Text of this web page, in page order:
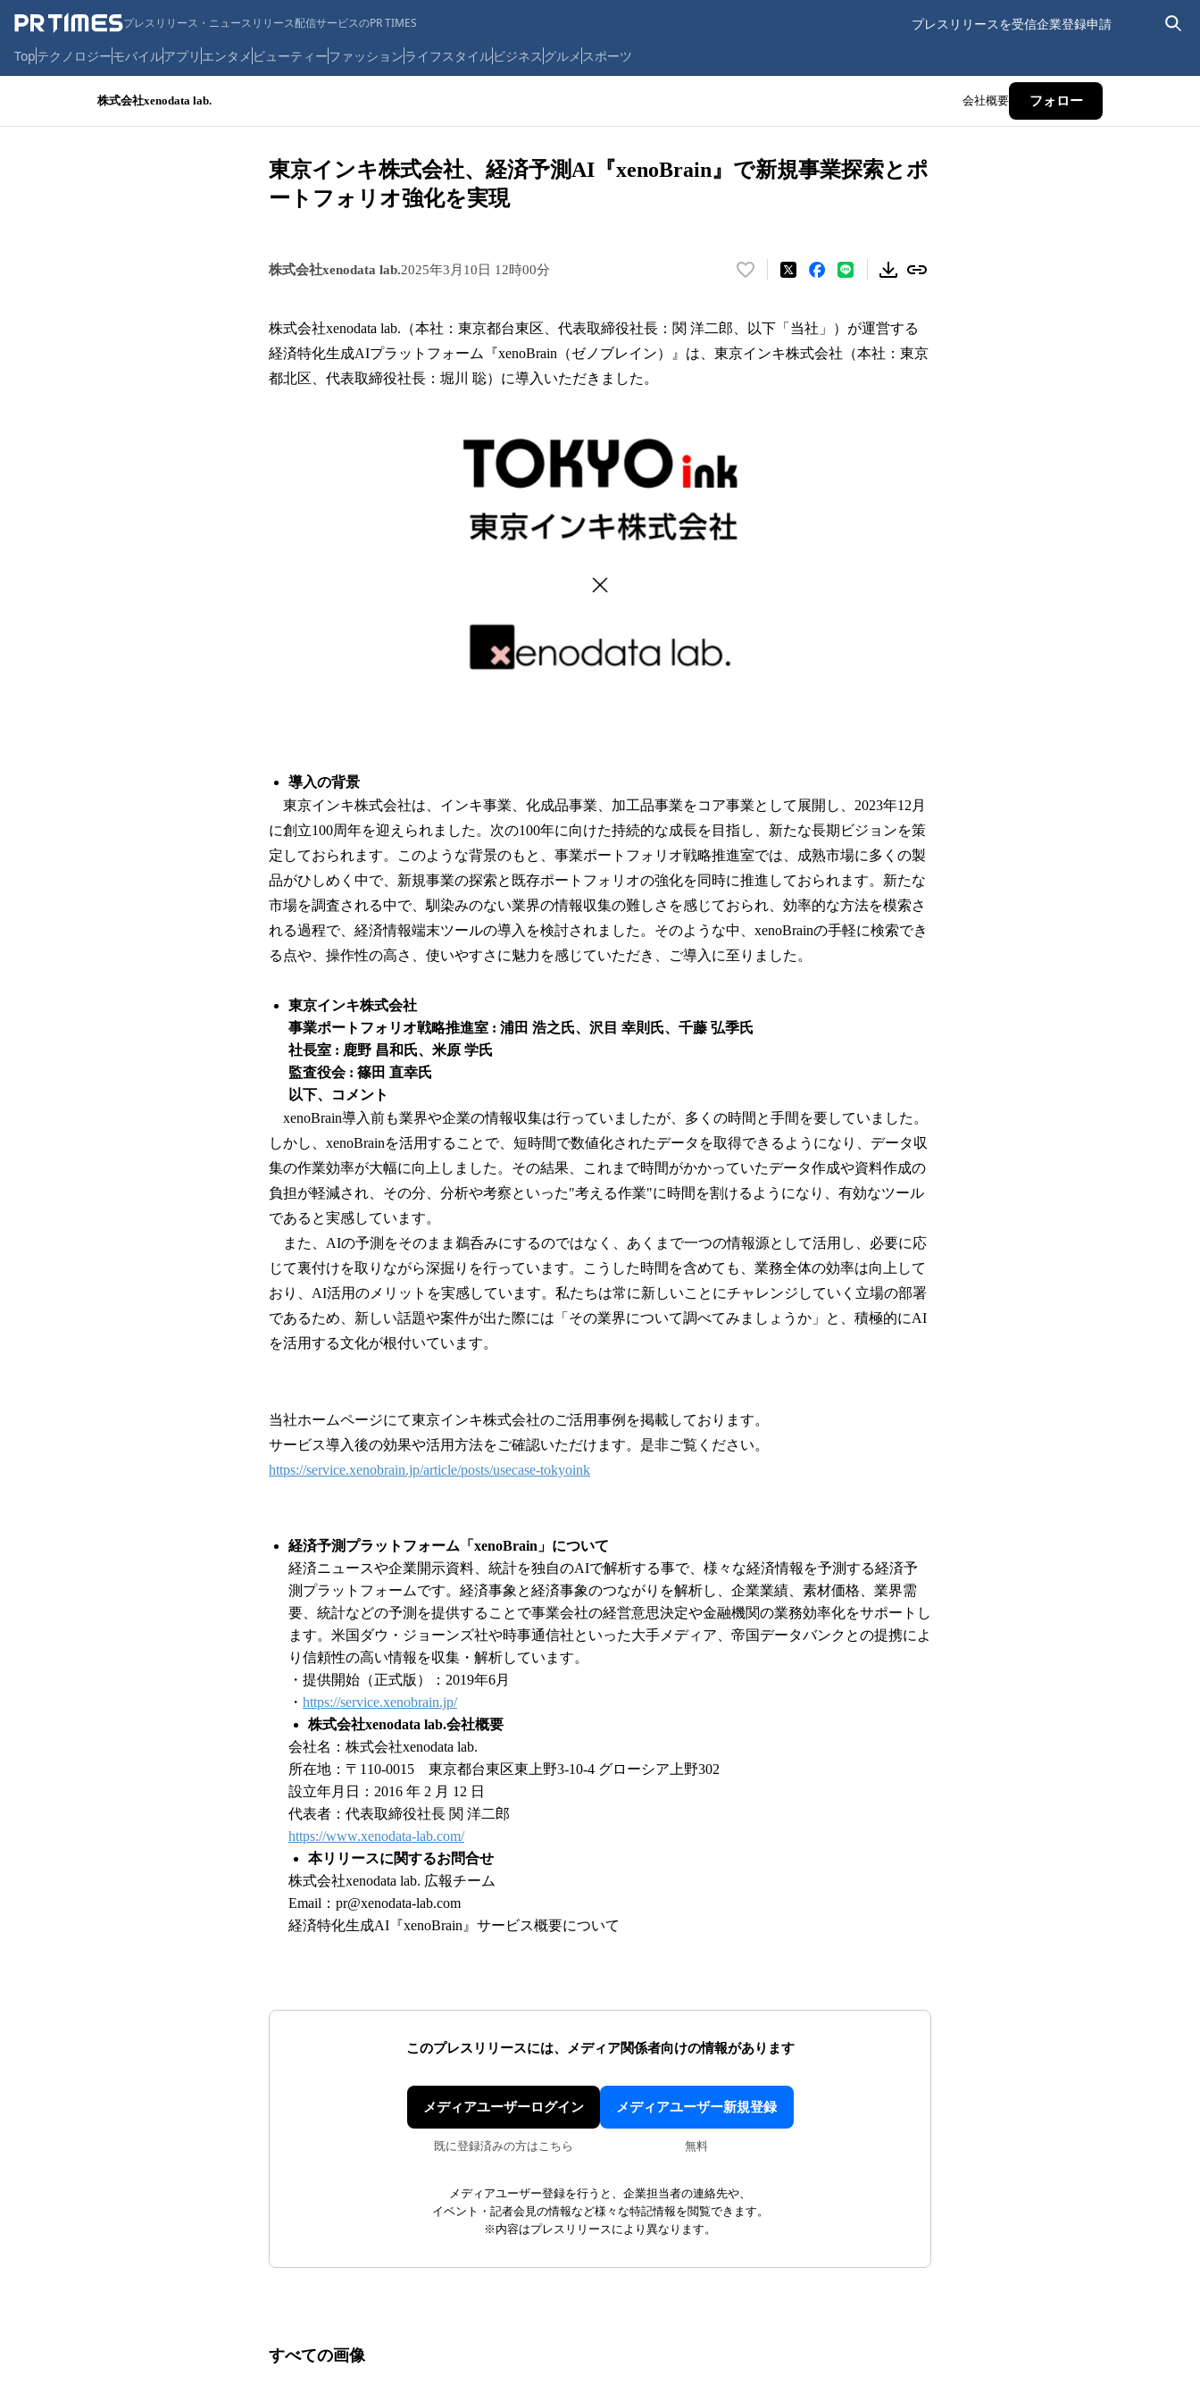
プレスリリース・ニュースリリース配信サービスのPR TIMES プレスリリースを受信企業登録申請
Topテクノロジーモバイルアプリ エンタメ ビューティーファッションライフスタイルビジネス グルメ スポーツ
株式会社xenodata lab. 会社概要 フォロー
東京インキ株式会社、経済予測AI『xenoBrain』で新規事業探索とポ
ートフォリオ強化を実現
株式会社xenodata lab.2025年3月10日 12時00分
い
！
数
株式会社xenodata lab.（本社：東京都台東区、代表取締役社長：関 洋二郎、以下「当社」）が運営する
経済特化生成AIプラットフォーム『xenoBrain（ゼノブレイン）』は、東京インキ株式会社（本社：東京
都北区、代表取締役社長：堀川 聡）に導入いただきました。
導入の背景
東京インキ株式会社は、インキ事業、化成品事業、加工品事業をコア事業として展開し、2023年12月
に創立100周年を迎えられました。次の100年に向けた持続的な成長を目指し、新たな長期ビジョンを策
定しておられます。このような背景のもと、事業ポートフォリオ戦略推進室では、成熟市場に多くの製
品がひしめく中で、新規事業の探索と既存ポートフォリオの強化を同時に推進しておられます。新たな
市場を調査される中で、馴染みのない業界の情報収集の難しさを感じておられ、効率的な方法を模索さ
れる過程で、経済情報端末ツールの導入を検討されました。そのような中、xenoBrainの手軽に検索でき
る点や、操作性の高さ、使いやすさに魅力を感じていただき、ご導入に至りました。
東京インキ株式会社
事業ポートフォリオ戦略推進室 : 浦田 浩之氏、沢目 幸則氏、千藤 弘季氏
社長室 : 鹿野 昌和氏、米原 学氏
監査役会 : 篠田 直幸氏
以下、コメント
xenoBrain導入前も業界や企業の情報収集は行っていましたが、多くの時間と手間を要していました。
しかし、xenoBrainを活用することで、短時間で数値化されたデータを取得できるようになり、データ収
集の作業効率が大幅に向上しました。その結果、これまで時間がかかっていたデータ作成や資料作成の
負担が軽減され、その分、分析や考察といった"考える作業"に時間を割けるようになり、有効なツール
であると実感しています。
また、AIの予測をそのまま鵜呑みにするのではなく、あくまで一つの情報源として活用し、必要に応
じて裏付けを取りながら深掘りを行っています。こうした時間を含めても、業務全体の効率は向上して
おり、AI活用のメリットを実感しています。私たちは常に新しいことにチャレンジしていく立場の部署
であるため、新しい話題や案件が出た際には「その業界について調べてみましょうか」と、積極的にAI
を活用する文化が根付いています。
当社ホームページにて東京インキ株式会社のご活用事例を掲載しております。
サービス導入後の効果や活用方法をご確認いただけます。是非ご覧ください。
https://service.xenobrain.jp/article/posts/usecase-tokyoink
経済予測プラットフォーム「xenoBrain」について
経済ニュースや企業開示資料、統計を独自のAIで解析する事で、様々な経済情報を予測する経済予
測プラットフォームです。経済事象と経済事象のつながりを解析し、企業業績、素材価格、業界需
要、統計などの予測を提供することで事業会社の経営意思決定や金融機関の業務効率化をサポートし
ます。米国ダウ・ジョーンズ社や時事通信社といった大手メディア、帝国データバンクとの提携によ
り信頼性の高い情報を収集・解析しています。
・提供開始（正式版）：2019年6月
・ https://service.xenobrain.jp/
株式会社xenodata lab.会社概要
会社名：株式会社xenodata lab.
所在地：〒110-0015 東京都台東区東上野3-10-4 グローシア上野302
設立年月日：2016 年 2 月 12 日
代表者：代表取締役社長 関 洋二郎
https://www.xenodata-lab.com/
本リリースに関するお問合せ
株式会社xenodata lab. 広報チーム
Email：pr@xenodata-lab.com
経済特化生成AI『xenoBrain』サービス概要について
このプレスリリースには、 メディア関係者向けの情報があります
メディアユーザーログイン
既に登録済みの方はこちら
メディアユーザー新規登録
無料
メディアユーザー登録を行うと、企業担当者の連絡先や、
イベント・記者会見の情報など様々な特記情報を閲覧できます。
※内容はプレスリリースにより異なります。
すべての画像